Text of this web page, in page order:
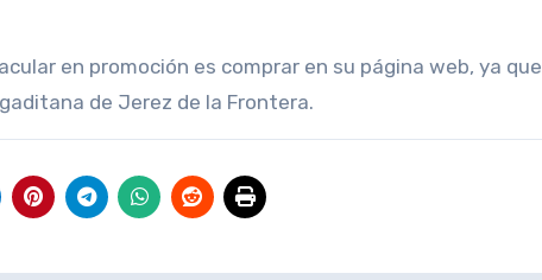
en promoción es comprar en su página web, ya que
de Jerez de la Frontera.